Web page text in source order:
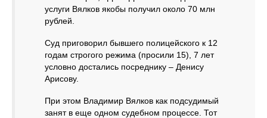
услуги Вялков якобы получил около 70 млн
рублей.
Суд приговорил бывшего полицейского к 12
годам строгого режима (просили 15), 7 лет
условно достались посреднику – Денису
Арисову.
При этом Владимир Вялков как подсудимый
занят в еще одном судебном процессе. Тот